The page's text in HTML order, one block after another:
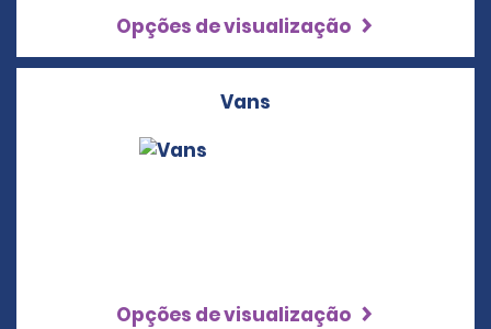
Opções de visualização
Vans
Opções de visualização